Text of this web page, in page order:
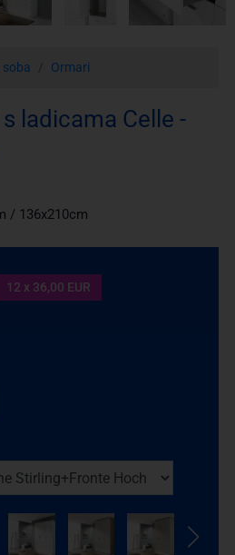
soba Ormari
ladicama Celle -
/ 136x210cm
12 x 36,00 EUR